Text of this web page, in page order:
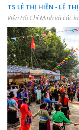
TS LÊ THỊ HIỀN - LÊ
Viện Hồ Chí Minh và các